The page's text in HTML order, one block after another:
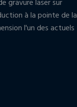
gravure laser sur
à la pointe de la
l'un des actuels